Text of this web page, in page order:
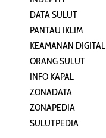
DATA SULUT
PANTAU IKLIM
KEAMANAN DIGITAL
ORANG SULUT
INFO KAPAL
ZONADATA
ZONAPEDIA
SULUTPEDIA